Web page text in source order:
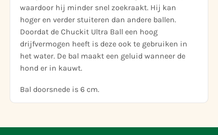
waardoor hij minder snel zoekraakt. Hij kan
hoger en verder stuiteren dan andere ballen.
Doordat de Chuckit Ultra Ball een hoog
drijfvermogen heeft is deze ook te gebruiken in
het water. De bal maakt een geluid wanneer de
hond er in kauwt.
Bal doorsnede is 6 cm.